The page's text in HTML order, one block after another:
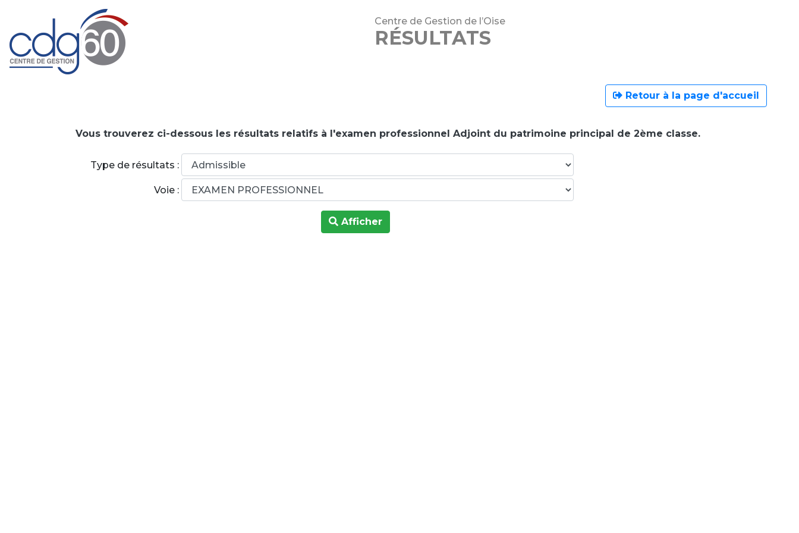
Centre de Gestion de l’Oise
RÉSULTATS
Retour à la page d'accueil
Vous trouverez ci-dessous les résultats relatifs à l'examen professionnel Adjoint du patrimoine principal de 2ème classe.
Type de résultats :
Voie :
Afficher